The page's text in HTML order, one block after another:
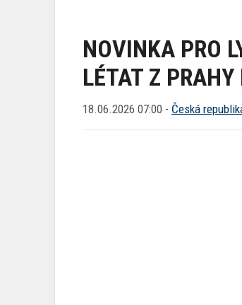
NOVINKA PRO
LÉTAT Z
18.06.2026 07:00 - Česká